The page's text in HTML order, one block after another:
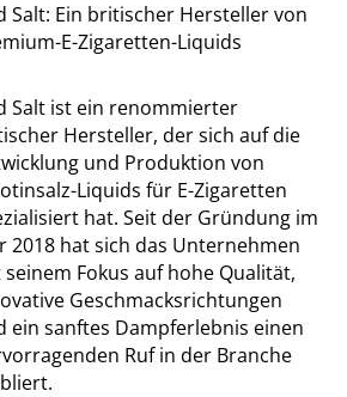
Salt: Ein britischer Hersteller von
E-Zigaretten-Liquids
Salt ist ein renommierter
Hersteller, der sich auf die
und Produktion von
Liquids für E-Zigaretten
hat. Seit der Gründung im
2018 hat sich das Unternehmen
Fokus auf hohe Qualität,
Geschmacksrichtungen
ein sanftes Dampferlebnis einen
Ruf in der Branche